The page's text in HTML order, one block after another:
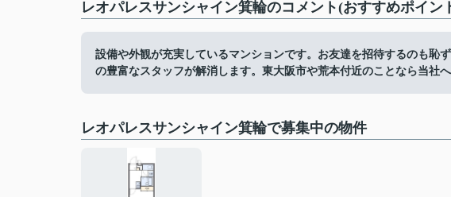
レオパレスサンシャイン箕輪のコメント(おすすめポイン
設備や外観が充実しているマンションです。お友達を招待するのも恥
の豊富なスタッフが解消します。東大阪市や荒本付近のことなら当社へ
レオパレスサンシャイン箕輪で募集中の物件